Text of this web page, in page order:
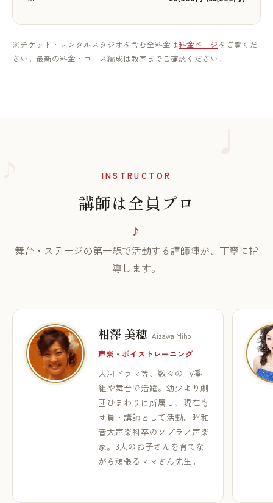
※チケット・レンタルスタジオを含む全料金は料金ページ をご覧くだ
さい。最新の料金・コース編成は教室までご確認ください。
INSTRUCTOR
講師は全員プロ
舞台・ステージの第一線で活動する講師陣が、丁寧に指
導します。
相澤 美穂 Aizawa Miho
声楽・ボイストレーニング
大河ドラマ等、数々のTV番
組や舞台で活躍。幼少より劇
団ひまわりに所属し、現在も
団員・講師として活動。昭和
音大声楽科卒のソプラノ声楽
家。3人のお子さんを育てな
がら頑張るママさん先生。